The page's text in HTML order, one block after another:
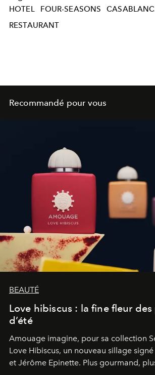
HOTEL FOUR-SEASONS
RESTAURANT
Recommandé pour vous
BEAUTÉ
Love hibiscus : la fine fleur
d’été
Amouage imagine, pour sa collection
Love Hibiscus, un nouveau sillage
et Jérôme Epinette. Plus gourmand,